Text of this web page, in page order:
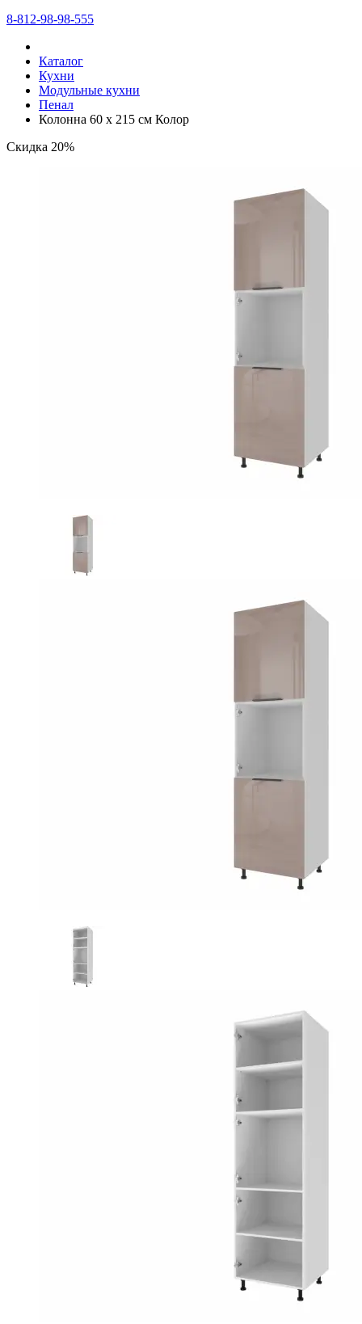
8-812-98-98-555
Каталог
Кухни
Модульные кухни
Пенал
Колонна 60 х 215 см Колор
Скидка 20%